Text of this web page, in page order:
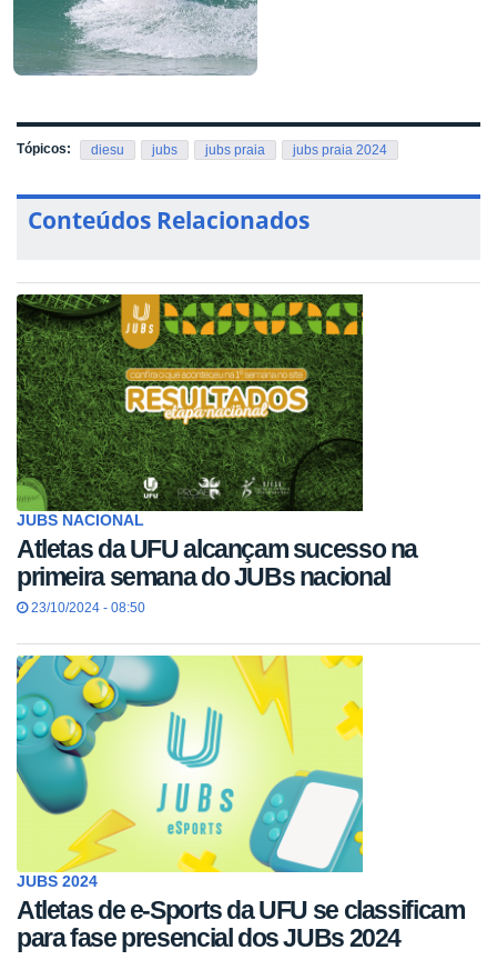
Tópicos: diesu jubs jubs praia jubs praia 2024
Conteúdos Relacionados
JUBS NACIONAL
Atletas da UFU alcançam sucesso na
primeira semana do JUBs nacional
23/10/2024 - 08:50
JUBS 2024
Atletas de e-Sports da UFU se classificam
para fase presencial dos JUBs 2024